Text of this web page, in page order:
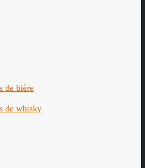
de bière
de whisky